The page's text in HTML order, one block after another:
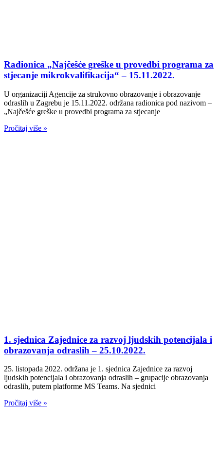
Radionica „Najčešće greške u provedbi programa za
stjecanje mikrokvalifikacija“ – 15.11.2022.
U organizaciji Agencije za strukovno obrazovanje i obrazovanje
odraslih u Zagrebu je 15.11.2022. održana radionica pod nazivom –
„Najčešće greške u provedbi programa za stjecanje
Pročitaj više »
1. sjednica Zajednice za razvoj ljudskih potencijala i
obrazovanja odraslih – 25.10.2022.
25. listopada 2022. održana je 1. sjednica Zajednice za razvoj
ljudskih potencijala i obrazovanja odraslih – grupacije obrazovanja
odraslih, putem platforme MS Teams. Na sjednici
Pročitaj više »